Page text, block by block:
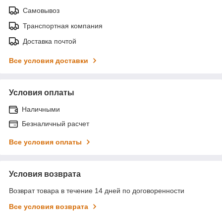
Самовывоз
Транспортная компания
Доставка почтой
Все условия доставки
Условия оплаты
Наличными
Безналичный расчет
Все условия оплаты
Условия возврата
Возврат товара в течение 14 дней по договоренности
Все условия возврата